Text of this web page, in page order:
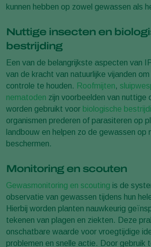
kunnen hebben op zowel gewassen als
Nuttige insecten en
bestrijding
Een van de belangrijkste aspecten van
van de kracht van natuurlijke vijanden
controle te houden. Roofmijten,
nematoden zijn voorbeelden van nuttige
worden gebruikt voor biologische
organismen prederen of parasiteren op
landbouw en helpen zo de gewassen op
beschermen.
Monitoring en scouten
Gewasmonitoring en scouting is de
observatie van gewassen tijdens hun
Hierbij worden planten nauwkeurig
tekenen van plagen en ziekten. Deze
onschatbare waarde voor vroegtijdige
problemen en snelle actie. Door gebruik